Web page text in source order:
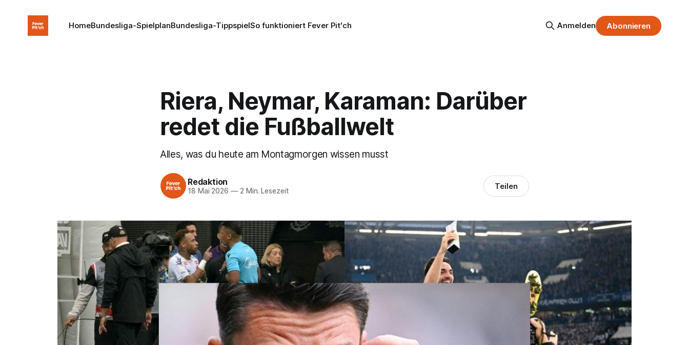
HomeBundesliga-SpielplanBundesliga-TippspielSo funktioniert Fever Pit'ch Anmelden Abonnieren
Riera, Neymar, Karaman: Darüber
redet die Fußballwelt
Alles, was du heute am Montagmorgen wissen musst
Redaktion
18 Mai 2026 —2 Min. Lesezeit Teilen